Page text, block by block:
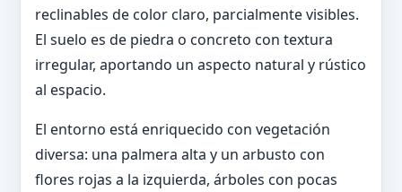
reclinables de color claro, parcialmente visibles.
El suelo es de piedra o concreto con textura
irregular, aportando un aspecto natural y rústico
al espacio.
El entorno está enriquecido con vegetación
diversa: una palmera alta y un arbusto con
flores rojas a la izquierda, árboles con pocas